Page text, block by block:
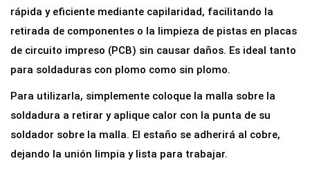
3
0
1
5
rápida y eficiente mediante capilaridad, facilitando la
retirada de componentes o la limpieza de pistas en placas
de circuito impreso (PCB) sin causar daños. Es ideal tanto
para soldaduras con plomo como sin plomo.
Para utilizarla, simplemente coloque la malla sobre la
soldadura a retirar y aplique calor con la punta de su
soldador sobre la malla. El estaño se adherirá al cobre,
dejando la unión limpia y lista para trabajar.